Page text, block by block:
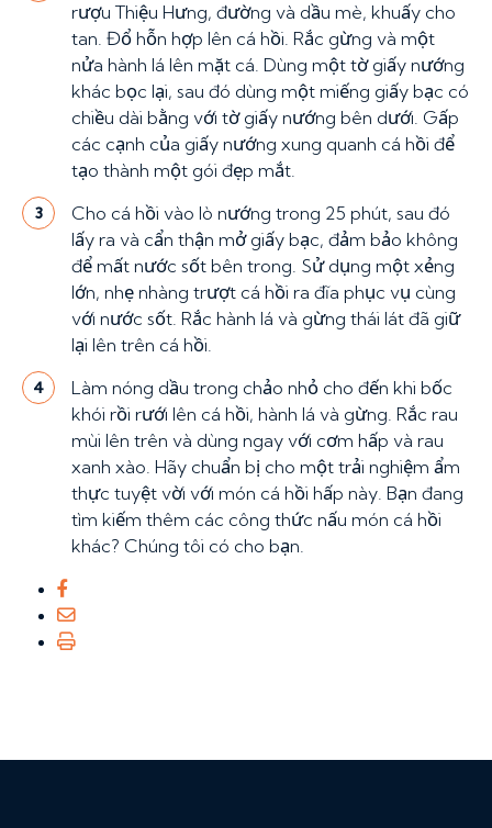
rượu Thiệu Hưng, đường và dầu mè, khuấy cho
tan. Đổ hỗn hợp lên cá hồi. Rắc gừng và một
nửa hành lá lên mặt cá. Dùng một tờ giấy nướng
khác bọc lại, sau đó dùng một miếng giấy bạc có
chiều dài bằng với tờ giấy nướng bên dưới. Gấp
các cạnh của giấy nướng xung quanh cá hồi để
tạo thành một gói đẹp mắt.
3
Cho cá hồi vào lò nướng trong 25 phút, sau đó
lấy ra và cẩn thận mở giấy bạc, đảm bảo không
để mất nước sốt bên trong. Sử dụng một xẻng
lớn, nhẹ nhàng trượt cá hồi ra đĩa phục vụ cùng
với nước sốt. Rắc hành lá và gừng thái lát đã giữ
lại lên trên cá hồi.
4
Làm nóng dầu trong chảo nhỏ cho đến khi bốc
khói rồi rưới lên cá hồi, hành lá và gừng. Rắc rau
mùi lên trên và dùng ngay với cơm hấp và rau
xanh xào. Hãy chuẩn bị cho một trải nghiệm ẩm
thực tuyệt vời với món cá hồi hấp này. Bạn đang
tìm kiếm thêm các công thức nấu món cá hồi
khác? Chúng tôi có cho bạn.